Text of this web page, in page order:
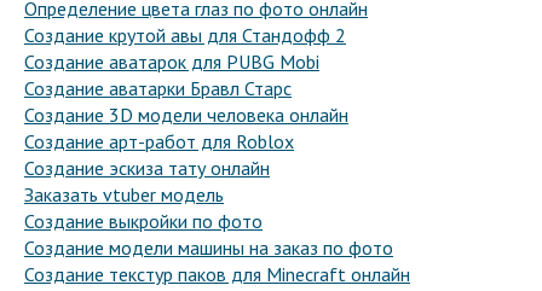
Определение цвета глаз по фото онлайн
Создание крутой авы для Стандофф 2
Создание аватарок для PUBG Mobi
Создание аватарки Бравл Старс
Создание 3D модели человека онлайн
Создание арт-работ для Roblox
Создание эскиза тату онлайн
Заказать vtuber модель
Создание выкройки по фото
Создание модели машины на заказ по фото
Создание текстур паков для Minecraft онлайн